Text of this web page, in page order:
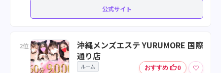
公式サイト
2位
沖縄メンズエステ YURUMORE 国際
通り店
ルーム おすすめ thumb_up0
♡